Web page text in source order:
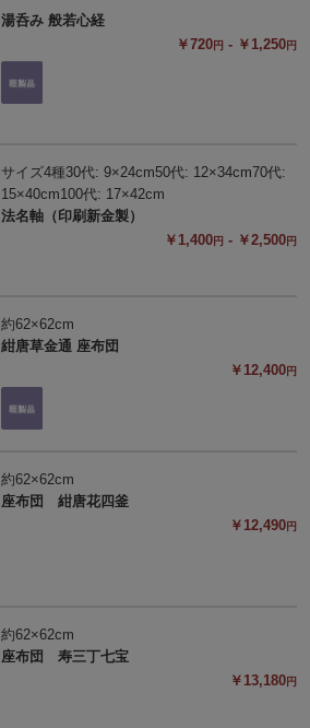
湯呑み 般若心経
￥720円 - ￥1,250円
サイズ4種30代: 9×24cm50代: 12×34cm70代:
15×40cm100代: 17×42cm
法名軸（印刷新金製）
￥1,400円 - ￥2,500円
約62×62cm
紺唐草金通 座布団
￥12,400円
約62×62cm
座布団 紺唐花四釜
￥12,490円
約62×62cm
座布団 寿三丁七宝
￥13,180円